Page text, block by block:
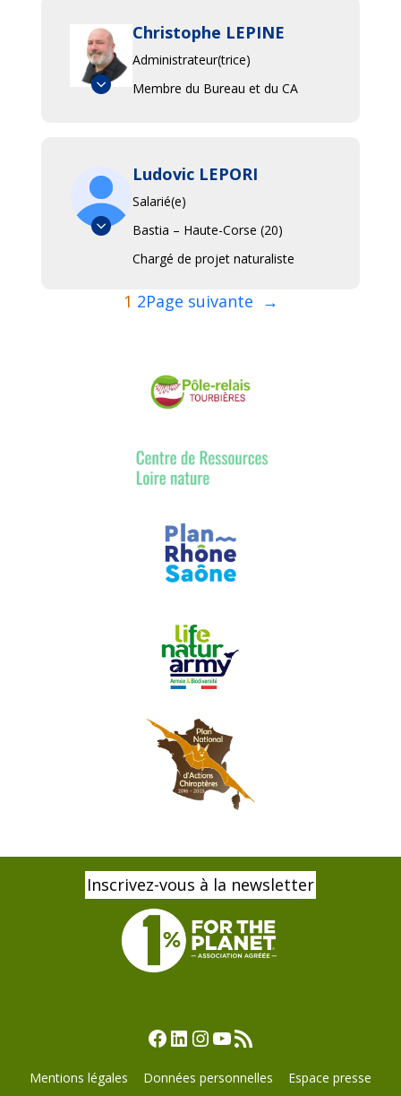
Christophe LEPINE
Administrateur(trice)
Membre du Bureau et du CA
Ludovic LEPORI
Salarié(e)
Bastia – Haute-Corse (20)
Chargé de projet naturaliste
1 2Page suivante →
Inscrivez-vous à la newsletter
Facebook
LinkedIn
Instagram
YouTube
Flux RSS
Mentions légales Données personnelles
Espace presse